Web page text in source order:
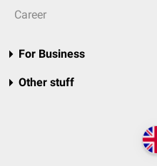
Career
For Business
Other stuff